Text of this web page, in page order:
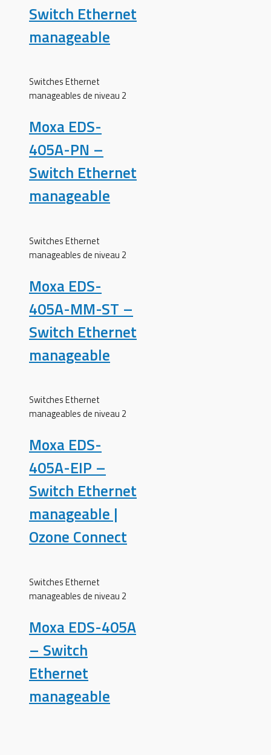
Switch Ethernet
manageable
Switches Ethernet
manageables de niveau 2
Moxa EDS-
405A-PN –
Switch Ethernet
manageable
Switches Ethernet
manageables de niveau 2
Moxa EDS-
405A-MM-ST –
Switch Ethernet
manageable
Switches Ethernet
manageables de niveau 2
Moxa EDS-
405A-EIP –
Switch Ethernet
manageable |
Ozone Connect
Switches Ethernet
manageables de niveau 2
Moxa EDS-405A
– Switch
Ethernet
manageable